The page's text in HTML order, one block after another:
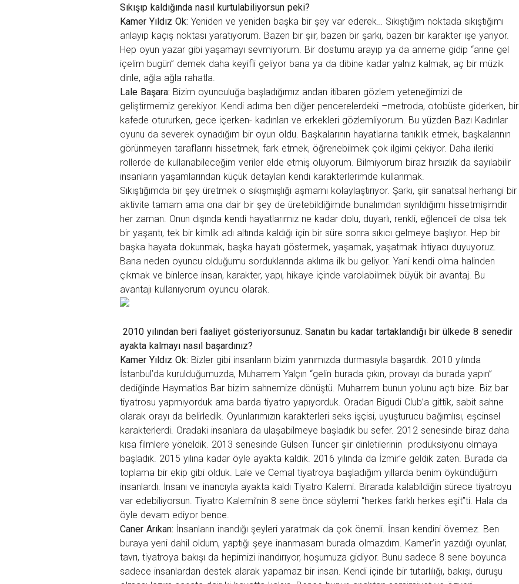
Sıkışıp kaldığında nasıl kurtulabiliyorsun peki?
Kamer Yıldız Ok: Yeniden ve yeniden başka bir şey var ederek… Sıkıştığım noktada sıkıştığımı
anlayıp kaçış noktası yaratıyorum. Bazen bir şiir, bazen bir şarkı, bazen bir karakter işe yarıyor.
Hep oyun yazar gibi yaşamayı sevmiyorum. Bir dostumu arayıp ya da anneme gidip “anne gel
içelim bugün” demek daha keyifli geliyor bana ya da dibine kadar yalnız kalmak, aç bir müzik
dinle, ağla ağla rahatla.
Lale Başara: Bizim oyunculuğa başladığımız andan itibaren gözlem yeteneğimizi de
geliştirmemiz gerekiyor. Kendi adıma ben diğer pencerelerdeki –metroda, otobüste giderken, bir
kafede otururken, gece içerken- kadınları ve erkekleri gözlemliyorum. Bu yüzden Bazı Kadınlar
oyunu da severek oynadığım bir oyun oldu. Başkalarının hayatlarına tanıklık etmek, başkalarının
görünmeyen taraflarını hissetmek, fark etmek, öğrenebilmek çok ilgimi çekiyor. Daha ileriki
rollerde de kullanabileceğim veriler elde etmiş oluyorum. Bilmiyorum biraz hırsızlık da sayılabilir
insanların yaşamlarından küçük detayları kendi karakterlerimde kullanmak.
Sıkıştığımda bir şey üretmek o sıkışmışlığı aşmamı kolaylaştırıyor. Şarkı, şiir sanatsal herhangi bir
aktivite tamam ama ona dair bir şey de üretebildiğimde bunalımdan sıyrıldığımı hissetmişimdir
her zaman. Onun dışında kendi hayatlarımız ne kadar dolu, duyarlı, renkli, eğlenceli de olsa tek
bir yaşantı, tek bir kimlik adı altında kaldığı için bir süre sonra sıkıcı gelmeye başlıyor. Hep bir
başka hayata dokunmak, başka hayatı göstermek, yaşamak, yaşatmak ihtiyacı duyuyoruz.
Bana neden oyuncu olduğumu sorduklarında aklıma ilk bu geliyor. Yani kendi olma halinden
çıkmak ve binlerce insan, karakter, yapı, hikaye içinde varolabilmek büyük bir avantaj. Bu
avantajı kullanıyorum oyuncu olarak.
2010 yılından beri faaliyet gösteriyorsunuz. Sanatın bu kadar tartaklandığı bir ülkede 8 senedir
ayakta kalmayı nasıl başardınız?
Kamer Yıldız Ok: Bizler gibi insanların bizim yanımızda durmasıyla başardık. 2010 yılında
İstanbul’da kurulduğumuzda, Muharrem Yalçın “gelin burada çıkın, provayı da burada yapın”
dediğinde Haymatlos Bar bizim sahnemize dönüştü. Muharrem bunun yolunu açtı bize. Biz bar
tiyatrosu yapmıyorduk ama barda tiyatro yapıyorduk. Oradan Bigudi Club’a gittik, sabit sahne
olarak orayı da belirledik. Oyunlarımızın karakterleri seks işçisi, uyuşturucu bağımlısı, eşcinsel
karakterlerdi. Oradaki insanlara da ulaşabilmeye başladık bu sefer. 2012 senesinde biraz daha
kısa filmlere yöneldik. 2013 senesinde Gülsen Tuncer şiir dinletilerinin prodüksiyonu olmaya
başladık. 2015 yılına kadar öyle ayakta kaldık. 2016 yılında da İzmir’e geldik zaten. Burada da
toplama bir ekip gibi olduk. Lale ve Cemal tiyatroya başladığım yıllarda benim öykündüğüm
insanlardı. İnsanı ve inancıyla ayakta kaldı Tiyatro Kalemi. Birarada kalabildiğin sürece tiyatroyu
var edebiliyorsun. Tiyatro Kalemi’nin 8 sene önce söylemi “herkes farklı herkes eşit”ti. Hala da
öyle devam ediyor bence.
Caner Arıkan: İnsanların inandığı şeyleri yaratmak da çok önemli. İnsan kendini övemez. Ben
buraya yeni dahil oldum, yaptığı şeye inanmasam burada olmazdım. Kamer’in yazdığı oyunlar,
tavrı, tiyatroya bakışı da hepimizi inandırıyor, hoşumuza gidiyor. Bunu sadece 8 sene boyunca
sadece insanlardan destek alarak yapamaz bir insan. Kendi içinde bir tutarlılığı, bakışı, duruşu